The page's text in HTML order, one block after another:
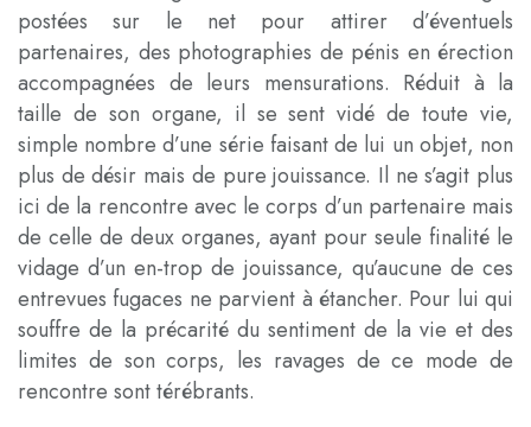
postées sur le net pour attirer d’éventuels
partenaires, des photographies de pénis en érection
accompagnées de leurs mensurations. Réduit à la
taille de son organe, il se sent vidé de toute vie,
simple nombre d’une série faisant de lui un objet, non
plus de désir mais de pure jouissance. Il ne s’agit plus
ici de la rencontre avec le corps d’un partenaire mais
de celle de deux organes, ayant pour seule finalité le
vidage d’un en-trop de jouissance, qu’aucune de ces
entrevues fugaces ne parvient à étancher. Pour lui qui
souffre de la précarité du sentiment de la vie et des
limites de son corps, les ravages de ce mode de
rencontre sont térébrants.